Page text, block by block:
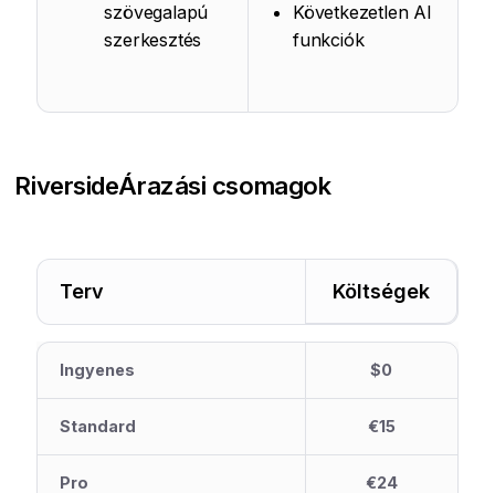
szövegalapú
szerkesztés
Következetlen AI
funkciók
RiversideÁrazási csomagok
Terv Költségek
Ingyenes $0
Standard €15
Pro €24